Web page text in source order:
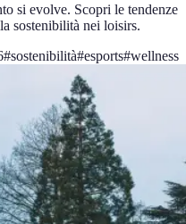
si evolve. Scopri le tendenze
sostenibilità nei loisirs.
#sostenibilità#esports#wellness